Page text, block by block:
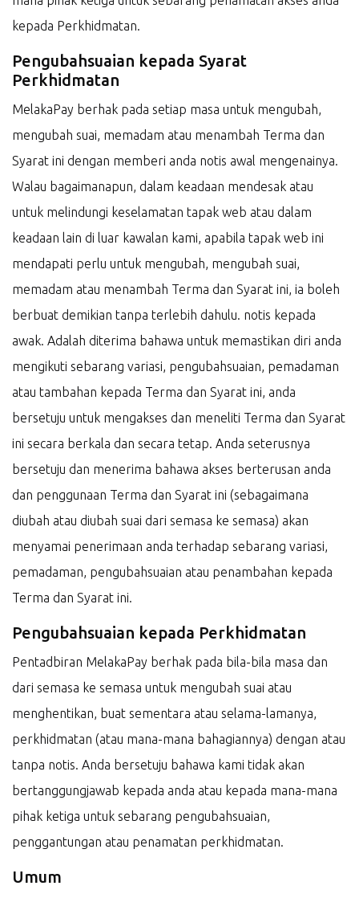
kepada Perkhidmatan.
Pengubahsuaian kepada Syarat
Perkhidmatan
MelakaPay berhak pada setiap masa untuk mengubah,
mengubah suai, memadam atau menambah Terma dan
Syarat ini dengan memberi anda notis awal mengenainya.
Walau bagaimanapun, dalam keadaan mendesak atau
untuk melindungi keselamatan tapak web atau dalam
keadaan lain di luar kawalan kami, apabila tapak web ini
mendapati perlu untuk mengubah, mengubah suai,
memadam atau menambah Terma dan Syarat ini, ia boleh
berbuat demikian tanpa terlebih dahulu. notis kepada
awak. Adalah diterima bahawa untuk memastikan diri anda
mengikuti sebarang variasi, pengubahsuaian, pemadaman
atau tambahan kepada Terma dan Syarat ini, anda
bersetuju untuk mengakses dan meneliti Terma dan Syarat
ini secara berkala dan secara tetap. Anda seterusnya
bersetuju dan menerima bahawa akses berterusan anda
dan penggunaan Terma dan Syarat ini (sebagaimana
diubah atau diubah suai dari semasa ke semasa) akan
menyamai penerimaan anda terhadap sebarang variasi,
pemadaman, pengubahsuaian atau penambahan kepada
Terma dan Syarat ini.
Pengubahsuaian kepada Perkhidmatan
Pentadbiran MelakaPay berhak pada bila-bila masa dan
dari semasa ke semasa untuk mengubah suai atau
menghentikan, buat sementara atau selama-lamanya,
perkhidmatan (atau mana-mana bahagiannya) dengan atau
tanpa notis. Anda bersetuju bahawa kami tidak akan
bertanggungjawab kepada anda atau kepada mana-mana
pihak ketiga untuk sebarang pengubahsuaian,
penggantungan atau penamatan perkhidmatan.
Umum